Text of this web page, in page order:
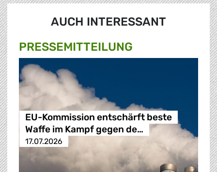
AUCH INTERESSANT
PRESSE­MITTEILUNG
EU-Kommission entschärft beste
Waffe im Kampf gegen de…
17.07.2026